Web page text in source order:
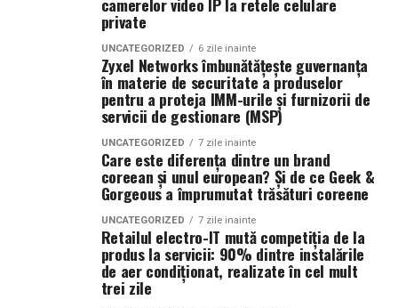
Dimensiune container transport:
metri
Lungime panouri desfășurate:~60 metri
liniari
Conectică:priză 220 V monofazic, priză
380 V trifazic, priză încărcare auto electric
Climatizare:aer condiționat integrat pentru
menținerea bateriilor la temperatură optimă
Mobilitate:roți tip off-road pentru deplasare
pe teren accidentat
private
UNCATEGORIZED 6 zile inainte
Zyxel Networks îmbunătățește guvernanța
în materie de securitate a produselor
pentru a proteja IMM-urile și furnizorii de
servicii de gestionare (MSP)
UNCATEGORIZED 7 zile inainte
Care este diferența dintre un brand
coreean și unul european? Și de ce Geek &
Gorgeous a împrumutat trăsături coreene
UNCATEGORIZED 7 zile inainte
Retailul electro-IT mută competiția de la
produs la servicii: 90% dintre instalările
de aer condiționat, realizate în cel mult
trei zile